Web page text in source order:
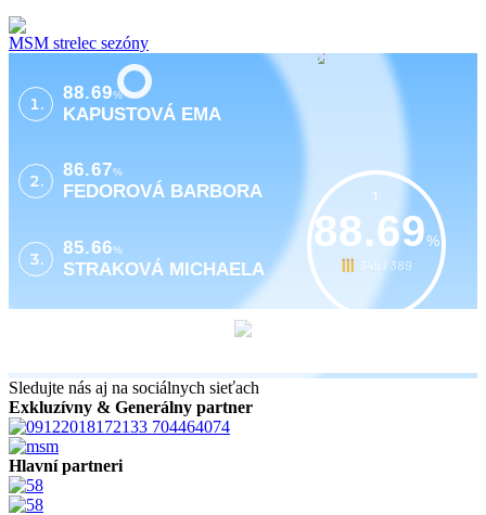
MSM strelec sezóny
1.
88.69%
KAPUSTOVÁ EMA
2.
86.67%
FEDOROVÁ BARBORA
3.
85.66%
STRAKOVÁ MICHAELA
1.
88.69%
345 / 389
Sledujte nás aj na sociálnych sieťach
Exkluzívny & Generálny partner
Hlavní partneri